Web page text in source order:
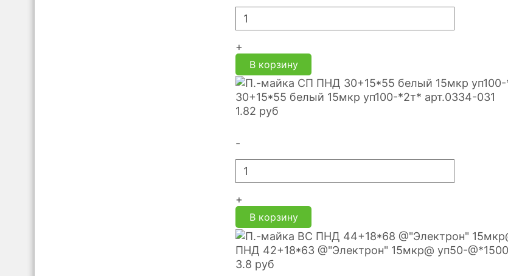
+
В корзину
30+15*55 белый 15мкр уп100-*2т* арт.0334-031
1.82 руб
-
+
В корзину
ПНД 42+18*63 @"Электрон" 15мкр@ уп50-
3.8 руб